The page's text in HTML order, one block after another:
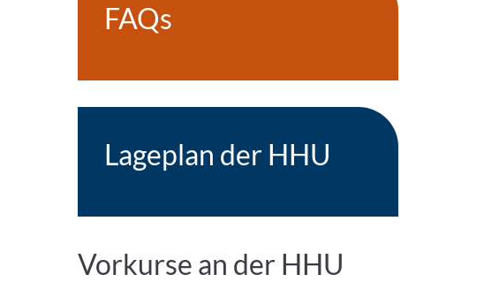
FAQs
Lageplan der HHU
Vorkurse an der HHU